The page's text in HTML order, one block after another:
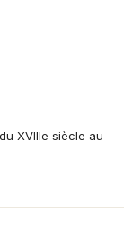
XVIIIe siècle au